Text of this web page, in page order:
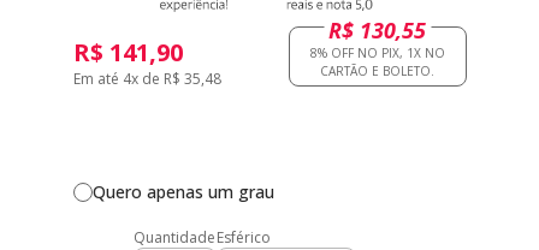
R$ 141,90
Em até 4x de R$ 35,48
R$ 130,55
Quero apenas um grau
QuantidadeEsférico